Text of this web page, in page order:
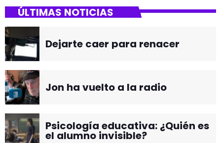
ÚLTIMAS NOTICIAS
Dejarte caer para renacer
Jon ha vuelto a la radio
Psicología educativa: ¿Quién es
el alumno invisible?